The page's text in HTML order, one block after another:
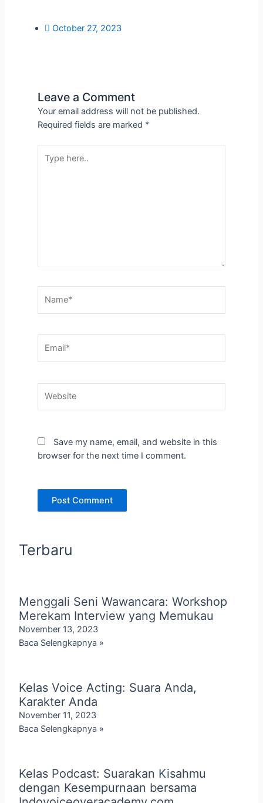
October 27, 2023
Leave a Comment
Your email address will not be published.
Required fields are marked *
here..
Save my name, email, and website in this
browser for the next time I comment.
Terbaru
Menggali Seni Wawancara: Workshop
Merekam Interview yang Memukau
November 13, 2023
Baca Selengkapnya »
Kelas Voice Acting: Suara Anda,
Karakter Anda
November 11, 2023
Baca Selengkapnya »
Kelas Podcast: Suarakan Kisahmu
dengan Kesempurnaan bersama